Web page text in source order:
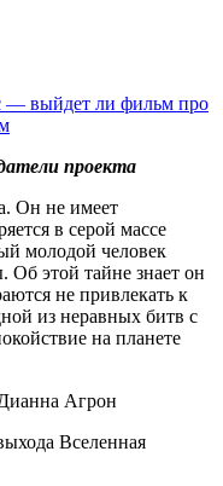
— выйдет ли фильм про
проекта
Он не имеет
в серой массе
молодой человек
Об этой тайне знает он
не привлекать к
из неравных битв с
на планете
Агрон
Вселенная